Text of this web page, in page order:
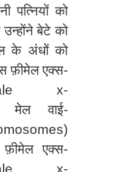
पत्नियों को
उन्होंने बेटे को
के अंधों को
फ़ीमेल एक्स-
x-
मेल वाई-
एक्स-
x-